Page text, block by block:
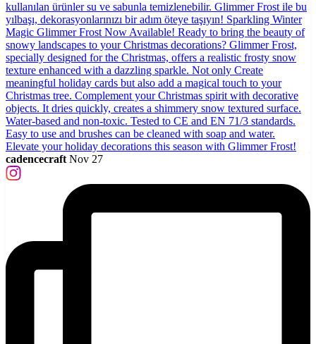
cadencecraft Nov 27